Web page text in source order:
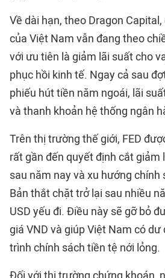
Về dài hạn, theo Dragon
của Việt Nam vẫn đang theo
với ưu tiên là giảm lãi suất cho
phục hồi kinh tế. Ngay cả sau
phiếu hút tiền năm ngoái, lãi
và thanh khoản hệ thống ngân
Trên thị trường thế giới, FED
rất gần đến quyết định cắt giảm
sau năm nay và xu hướng chính
Bản thắt chặt trở lại sau nhiều
USD yếu đi. Điều này sẽ gỡ bỏ
giá VND và giúp Việt Nam có
trình chính sách tiền tệ nới lỏng.